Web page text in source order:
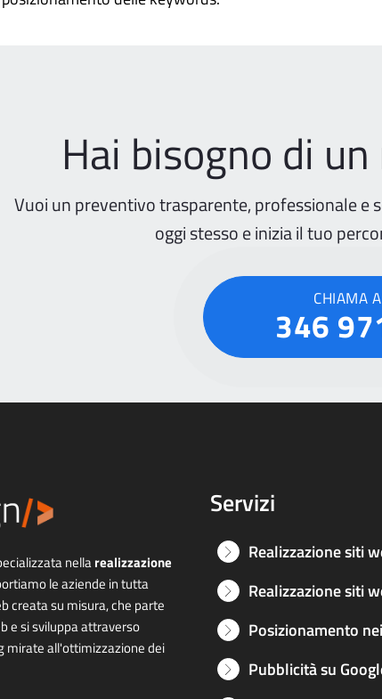
Hai bisogno di un
Vuoi un preventivo trasparente, professionale e
oggi stesso e inizia il tuo
CHIAMA
346
nellarealizzazione
le aziende in tutta
creata su misura, che parte
e si sviluppa attraverso
mirate all'ottimizzazione dei
Servizi
Realizzazione siti
Realizzazione siti
Posizionamento
Pubblicità su